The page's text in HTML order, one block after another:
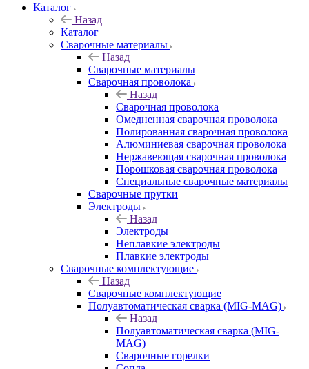
Каталог
Назад
Каталог
Сварочные материалы
Назад
Сварочные материалы
Сварочная проволока
Назад
Сварочная проволока
Омедненная сварочная проволока
Полированная сварочная проволока
Алюминиевая сварочная проволока
Нержавеющая сварочная проволока
Порошковая сварочная проволока
Специальные сварочные материалы
Сварочные прутки
Электроды
Назад
Электроды
Неплавкие электроды
Плавкие электроды
Сварочные комплектующие
Назад
Сварочные комплектующие
Полуавтоматическая сварка (MIG-MAG)
Назад
Полуавтоматическая сварка (MIG-
MAG)
Сварочные горелки